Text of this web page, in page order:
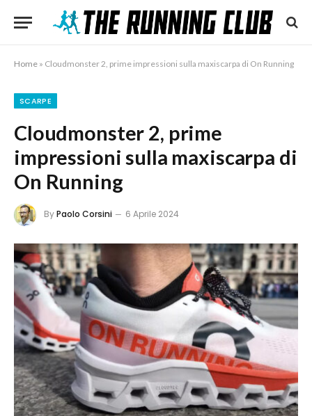
Home » Cloudmonster 2, prime impressioni sulla maxiscarpa di On Running
SCARPE
Cloudmonster 2, prime
impressioni sulla maxiscarpa di
On Running
ByPaolo Corsini 6 Aprile 2024